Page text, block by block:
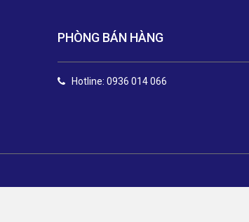
PHÒNG BÁN HÀNG
Hotline: 0936 014 066